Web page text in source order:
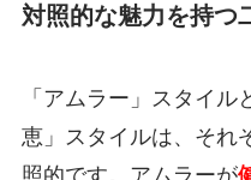
対照的な魅力を持つ
「アムラー」スタイ
恵」スタイルは、それ